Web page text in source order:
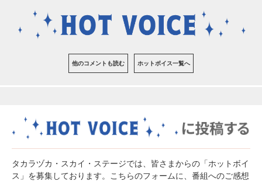
他のコメントも読む ホットボイス一覧へ
タカラヅカ・スカイ・ステージでは、皆さまからの「ホットボイ
ス」を募集しております。こちらのフォームに、番組へのご感想